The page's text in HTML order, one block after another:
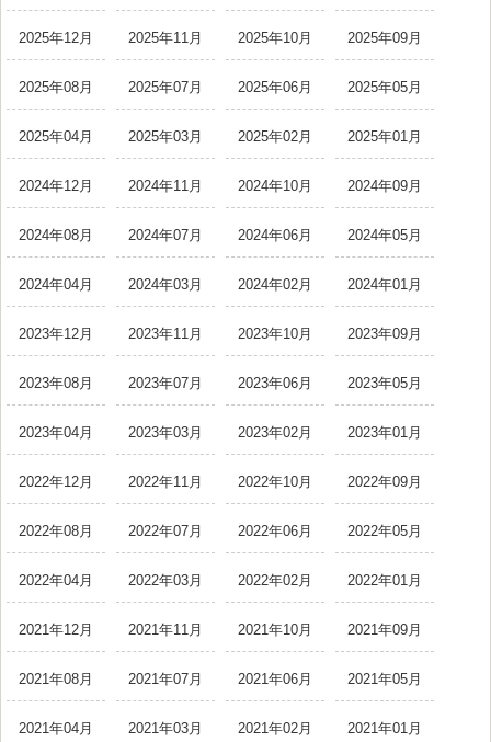
2025年12月 2025年11月 2025年10月 2025年09月
2025年08月 2025年07月 2025年06月 2025年05月
2025年04月 2025年03月 2025年02月 2025年01月
2024年12月 2024年11月 2024年10月 2024年09月
2024年08月 2024年07月 2024年06月 2024年05月
2024年04月 2024年03月 2024年02月 2024年01月
2023年12月 2023年11月 2023年10月 2023年09月
2023年08月 2023年07月 2023年06月 2023年05月
2023年04月 2023年03月 2023年02月 2023年01月
2022年12月 2022年11月 2022年10月 2022年09月
2022年08月 2022年07月 2022年06月 2022年05月
2022年04月 2022年03月 2022年02月 2022年01月
2021年12月 2021年11月 2021年10月 2021年09月
2021年08月 2021年07月 2021年06月 2021年05月
2021年04月 2021年03月 2021年02月 2021年01月